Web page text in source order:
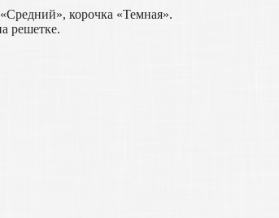
корочка «Темная».
решетке.